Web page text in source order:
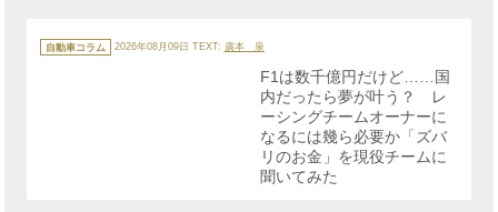
テ
ゴ
自動車コラム 2026年08月09日 TEXT: 廣本 泉
F1は数千億円だけど……国
内だったら夢が叶う？ レ
ーシングチームオーナーに
なるには幾ら必要か「ズバ
リのお金」を現役チームに
聞いてみた